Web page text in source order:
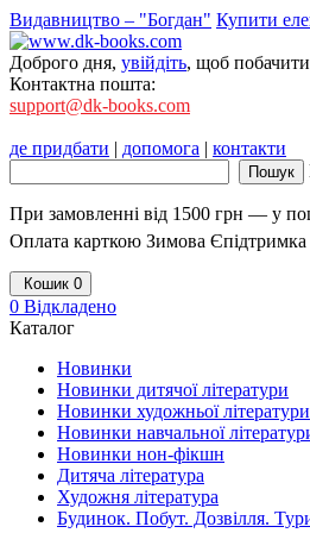
Видавництво – "Богдан" Купити
Доброго дня, увійдіть, щоб
Контактна пошта:
support@dk-books.com
де придбати | допомога | контакти
При замовленні від 1500 грн — у
Оплата карткою Зимова
Кошик 0
0 Відкладено
Каталог
Новинки
Новинки дитячої літератури
Новинки художньої літератури
Новинки навчальної
Новинки нон-фікшн
Дитяча література
Художня література
Будинок. Побут. Дозвілля.